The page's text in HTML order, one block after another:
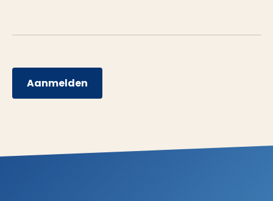
Aanmelden